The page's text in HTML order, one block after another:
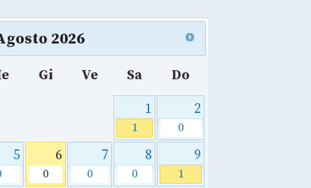
2026
Gi Ve Sa
Do
1
1
2
0
5 6
0
7
0
8
0
9
1